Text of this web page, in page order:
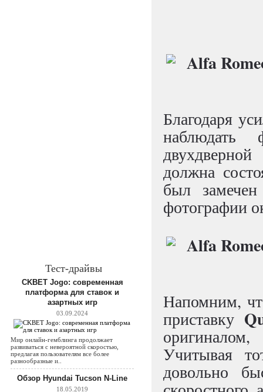
Тест-драйвы
CKBET Jogo: современная
платформа для ставок и
азартных игр
03.09.2024
Мир онлайн-гемблинга продолжает
развиваться с невероятной скоростью,
предлагая пользователям все более
разнообразные и..
Обзор Hyundai Tucson N-Line
18.05.2019
Благодаря
наблюдать
должна
был
фотографии
Напомним,
приставку
Учитывая
довольно